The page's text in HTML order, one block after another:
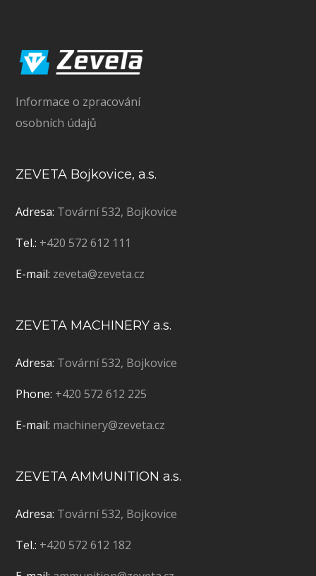
Informace o zpracování
osobních údajů
ZEVETA Bojkovice, a.s.
Adresa: Tovární 532, Bojkovice
Tel.: +420 572 612 111
E-mail: zeveta@zeveta.cz
ZEVETA MACHINERY a.s.
Adresa: Tovární 532, Bojkovice
Phone: +420 572 612 225
E-mail: machinery@zeveta.cz
ZEVETA AMMUNITION a.s.
Adresa: Tovární 532, Bojkovice
Tel.: +420 572 612 182